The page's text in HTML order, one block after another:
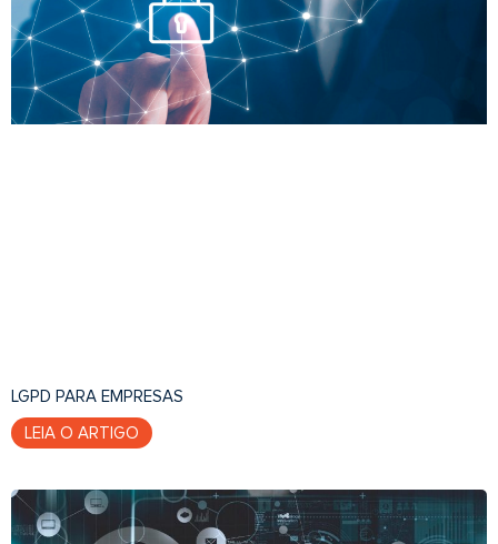
LGPD PARA EMPRESAS
LEIA O ARTIGO